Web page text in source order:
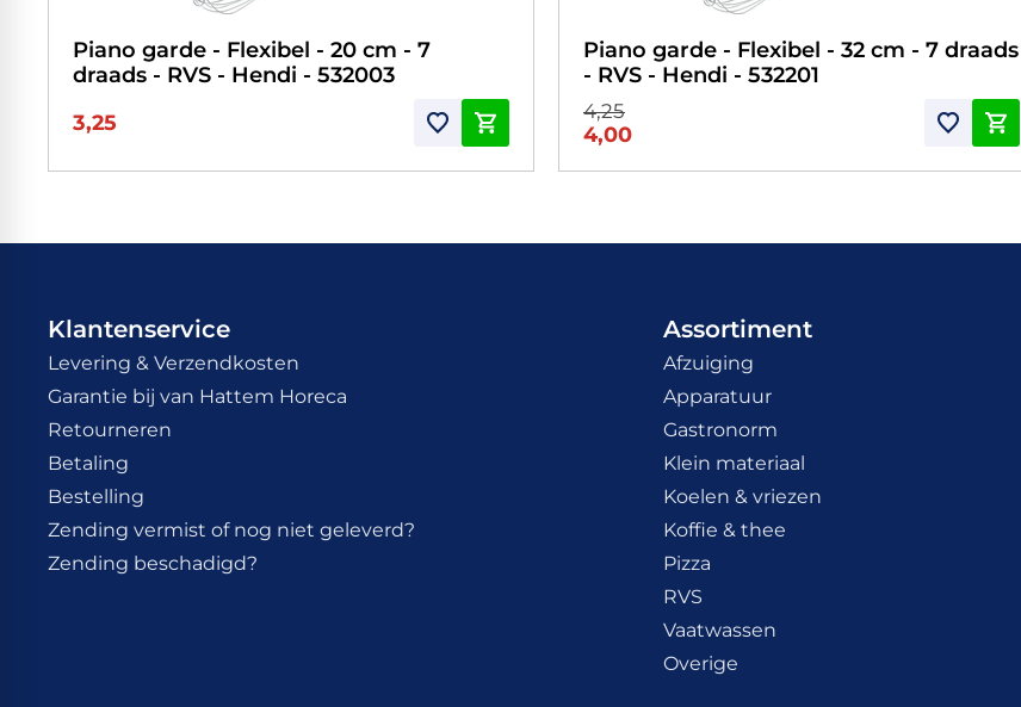
Piano garde - Flexibel - 20 cm - 7
draads - RVS - Hendi - 532003
3,25
Piano garde - Flexibel - 32 cm - 7 draads
- RVS - Hendi - 532201
4,25
4,00
Klantenservice
Levering & Verzendkosten
Garantie bij van Hattem Horeca
Retourneren
Betaling
Bestelling
Zending vermist of nog niet geleverd?
Zending beschadigd?
Assortiment
Afzuiging
Apparatuur
Gastronorm
Klein materiaal
Koelen & vriezen
Koffie & thee
Pizza
RVS
Vaatwassen
Overige